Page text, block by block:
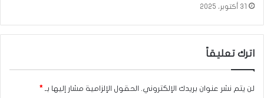
31 أكتوبر، 2025
اترك تعليقاً
لن يتم نشر عنوان بريدك الإلكتروني. الحقول الإلزامية مشار إليها بـ *